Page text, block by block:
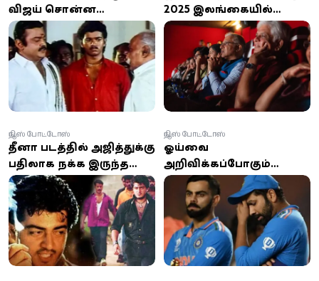
விஜய் சொன்ன
வார்த்தைகள்..
வைரலாகும் வீடியோ!
2025 இலங்கையில்
ஆரம்பம்
தீனா படத்தில் அஜித்துக்கு
பதிலாக நடிக்க இருந்த
பிரபல நடிகர் இவர் தானா,
வெளியான தகவல்!
நியூஸ் போட்டோஸ்
ஓய்வை
அறிவிக்கப்போகும்
இந்திய கிரிக்கெட்டின்
பிரபல நட்சத்திர வீரர்
நியூஸ் போட்டோஸ்